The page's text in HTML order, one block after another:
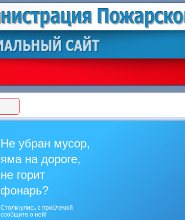
Не убран мусор,
яма на дороге,
не горит
фонарь?
Столкнулись с проблемой —
сообщите о ней!